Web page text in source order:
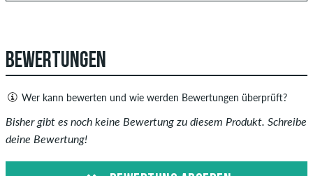
BEWERTUNGEN
Wer kann bewerten und wie werden Bewertungen überprüft?
Nur Personen mit einem skatedeluxe Kundenkonto können
Bewertungen abgeben. Diese werden erst nach unserer
Bisher gibt es noch keine Bewertung zu diesem Produkt. Schreibe
deine Bewertung!